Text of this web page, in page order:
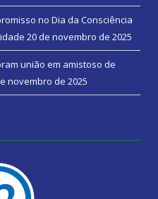
no Dia da Consciência
20 de novembro de 2025
união em amistoso de
novembro de 2025